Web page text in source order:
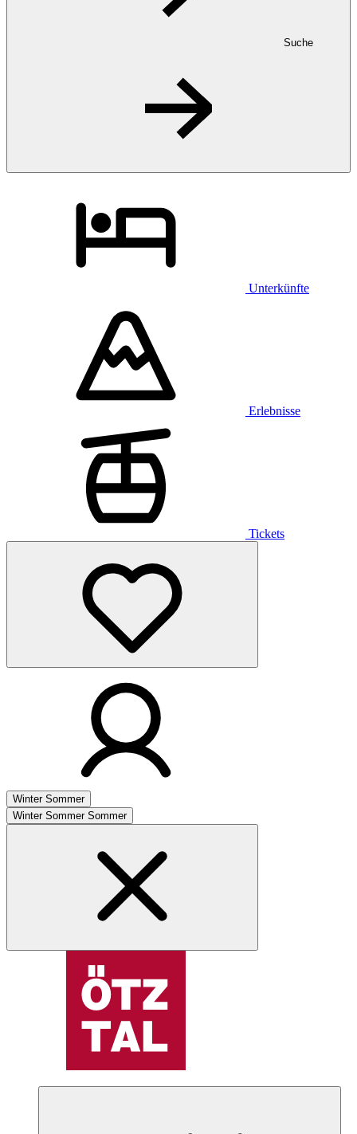
Suche
Unterkünfte
Erlebnisse
Tickets
Winter Sommer
Winter Sommer Sommer